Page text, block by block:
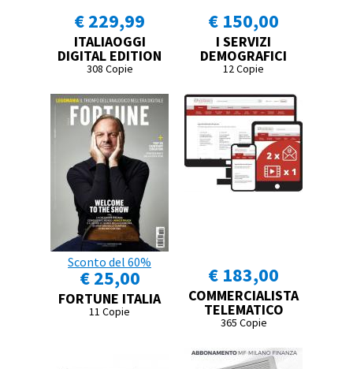
€ 229,99
ITALIAOGGI
DIGITAL EDITION
308 Copie
€ 150,00
I SERVIZI
DEMOGRAFICI
12 Copie
Sconto del 60%
€ 25,00
FORTUNE ITALIA
11 Copie
€ 183,00
COMMERCIALISTA
TELEMATICO
365 Copie